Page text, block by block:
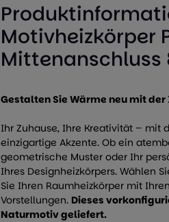
Motivheizkörper
Mittenanschluss
Gestalten Sie Wärme neu mit der
Ihr Zuhause, Ihre Kreativität – mit
einzigartige Akzente. Ob ein
geometrische Muster oder Ihr
Ihres Designheizkörpers. Wählen
Sie Ihren Raumheizkörper mit
Vorstellungen. Dieses
Naturmotiv geliefert.